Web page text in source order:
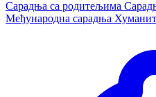
Сарадња са родитељима
Међународна сарадња